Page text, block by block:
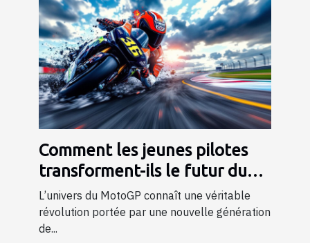
Comment les jeunes pilotes
transforment-ils le futur du
MotoGP ?
L’univers du MotoGP connaît une véritable
révolution portée par une nouvelle génération
de...